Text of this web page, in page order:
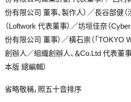
份有限公司 董事、製作人）／長谷部健
（Loftwork 代表董事）／坊垣佳奈（
份有限公司 董事）／橫石崇（「TOKYO
創辦人／組織創辦人、＆Co.Ltd 代表董事
本版 總編輯）
省略敬稱，照五十音排序